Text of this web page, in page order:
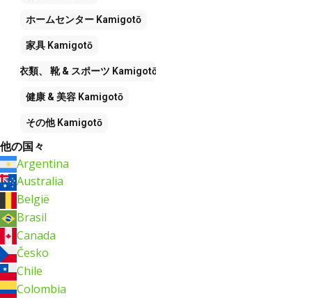
ホームセンター Kamigotō
家具 Kamigotō
衣類、 靴 & スポーツ Kamigotō
健康 & 美容 Kamigotō
その他Kamigotō
他の国々
Argentina
Australia
België
Brasil
Canada
Česko
Chile
Colombia